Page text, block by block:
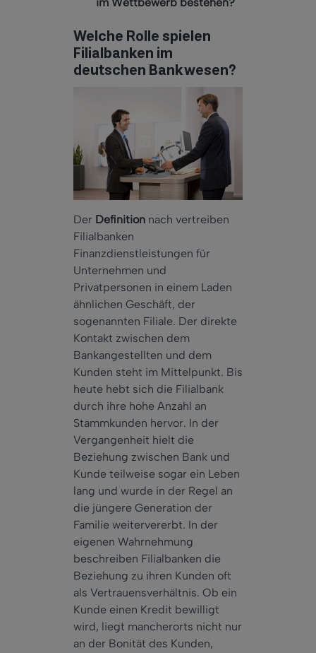
Welche Rolle spielen
Filialbanken im
deutschen Bankwesen?
Der Definition nach vertreiben
Filialbanken
Finanzdienstleistungen für
Unternehmen und
Privatpersonen in einem Laden
ähnlichen Geschäft, der
sogenannten Filiale. Der direkte
Kontakt zwischen dem
Bankangestellten und dem
Kunden steht im Mittelpunkt. Bis
heute hebt sich die Filialbank
durch ihre hohe Anzahl an
Stammkunden hervor. In der
Vergangenheit hielt die
Beziehung zwischen Bank und
Kunde teilweise sogar ein Leben
lang und wurde in der Regel an
die jüngere Generation der
Familie weitervererbt. In der
eigenen Wahrnehmung
beschreiben Filialbanken die
Beziehung zu ihren Kunden oft
als Vertrauensverhältnis. Ob ein
Kunde einen Kredit bewilligt
wird, liegt mancherorts nicht nur
an der Bonität des Kunden,